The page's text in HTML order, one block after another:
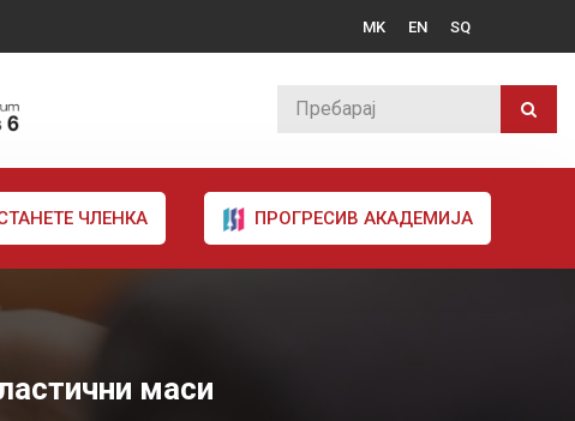
MK EN SQ
ЧЛЕНКА ПРОГРЕСИВ АКАДЕМИЈА
маси